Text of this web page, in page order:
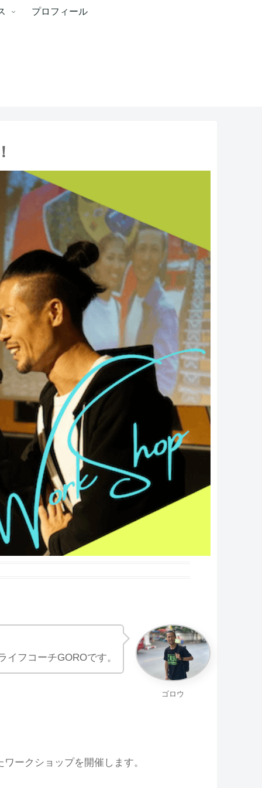
プロフィール
ゴロウ
フコーチGOROです。
ークショップを開催します。